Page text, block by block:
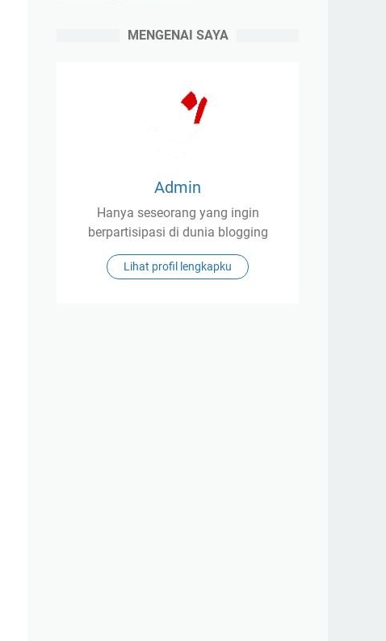
MENGENAI SAYA
Admin
Hanya seseorang yang ingin
berpartisipasi di dunia blogging
Lihat profil lengkapku